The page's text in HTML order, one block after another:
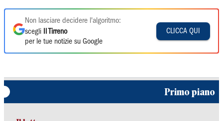
Non lasciare decidere l'algoritmo:
scegli
Il Tirreno
per le tue notizie su Google
CLICCA QUI
Primo piano